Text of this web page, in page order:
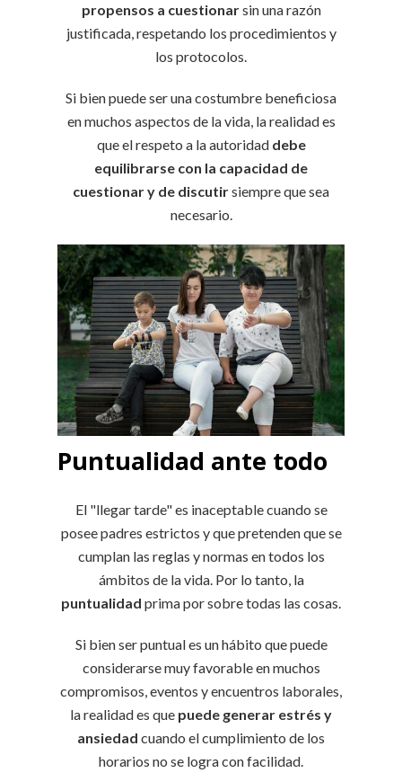
propensos a cuestionarsin una razón
justificada, respetando los procedimientos y
los protocolos.
Si bien puede ser una costumbre beneficiosa
en muchos aspectos de la vida, la realidad es
que el respeto a la autoridad debe
equilibrarse con la capacidad de
cuestionar y de discutirsiempre que sea
necesario.
Puntualidad ante todo
El "llegar tarde" es inaceptable cuando se
posee padres estrictos y que pretenden que se
cumplan las reglas y normas en todos los
ámbitos de la vida. Por lo tanto, la
puntualidad prima por sobre todas las cosas.
Si bien ser puntual es un hábito que puede
considerarse muy favorable en muchos
compromisos, eventos y encuentros laborales,
la realidad es que puede generar estrés y
ansiedad cuando el cumplimiento de los
horarios no se logra con facilidad.